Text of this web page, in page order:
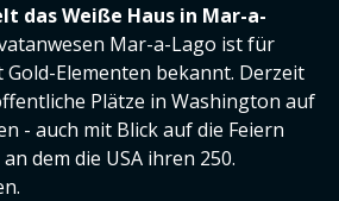
das Weiße Haus in Mar-a-
Mar-a-Lago ist für
Elementen bekannt. Derzeit
Plätze in Washington auf
- auch mit Blick auf die Feiern
dem die USA ihren 250.